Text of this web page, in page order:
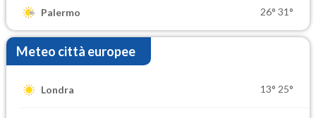
Palermo 26° 31°
Meteo città europee
Londra 13° 25°